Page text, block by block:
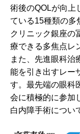
術後のQOLが向上
ている15種類の多
クリニック銀座の
療できる多焦点レ
また、先進眼科治
能を引き出すレー
す。最先端の眼科
会に積極的に参加
白内障手術につい